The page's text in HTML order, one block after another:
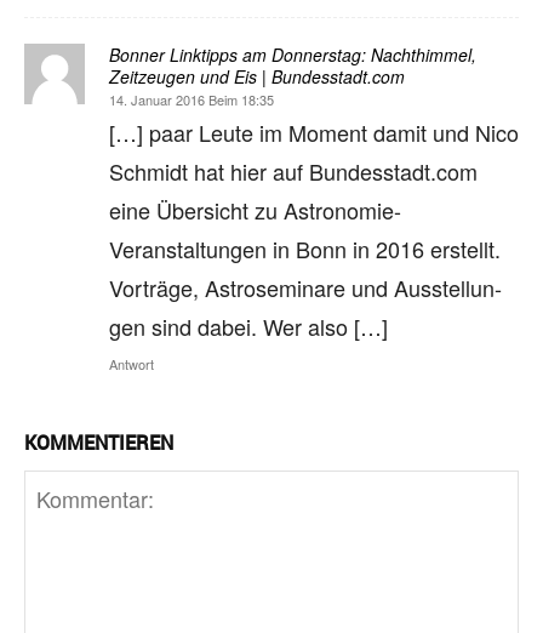
Bonner Linktipps am Donnerstag: Nachthimmel,
Zeitzeugen und Eis | Bundesstadt.com
14. Januar 2016 Beim 18:35
[…] paar Leute im Mo­ment da­mit und Nico
Schmidt hat hier auf Bundesstadt.com
eine Über­sicht zu Astronomie-
Veranstaltungen in Bonn in 2016 er­stellt.
Vor­träge, As­tro­se­mi­nare und Aus­stel­lun­
gen sind da­bei. Wer also […]
Antwort
KOMMENTIEREN